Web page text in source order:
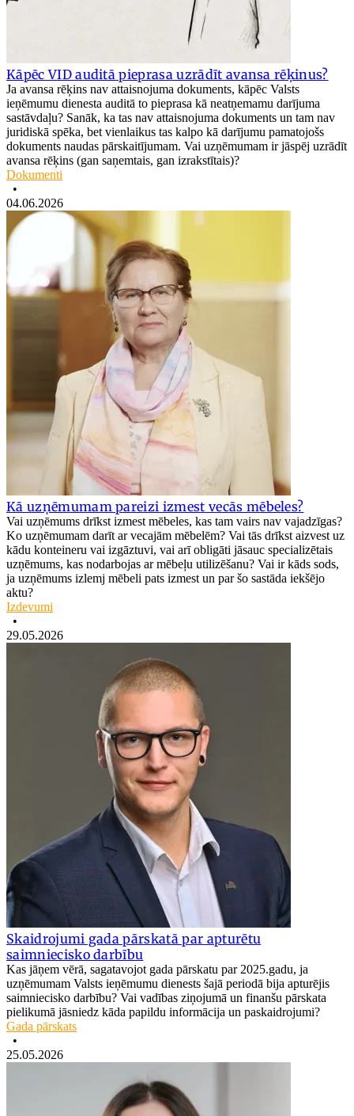
Kāpēc VID auditā pieprasa uzrādīt avansa rēķinus?
Ja avansa rēķins nav attaisnojuma dokuments, kāpēc Valsts
ieņēmumu dienesta auditā to pieprasa kā neatņemamu darījuma
sastāvdaļu? Sanāk, ka tas nav attaisnojuma dokuments un tam nav
juridiskā spēka, bet vienlaikus tas kalpo kā darījumu pamatojošs
dokuments naudas pārskaitījumam. Vai uzņēmumam ir jāspēj uzrādīt
avansa rēķins (gan saņemtais, gan izrakstītais)?
Dokumenti
•
04.06.2026
Kā uzņēmumam pareizi izmest vecās mēbeles?
Vai uzņēmums drīkst izmest mēbeles, kas tam vairs nav vajadzīgas?
Ko uzņēmumam darīt ar vecajām mēbelēm? Vai tās drīkst aizvest uz
kādu konteineru vai izgāztuvi, vai arī obligāti jāsauc specializētais
uzņēmums, kas nodarbojas ar mēbeļu utilizēšanu? Vai ir kāds sods,
ja uzņēmums izlemj mēbeli pats izmest un par šo sastāda iekšējo
aktu?
Izdevumi
•
29.05.2026
Skaidrojumi gada pārskatā par apturētu
saimniecisko darbību
Kas jāņem vērā, sagatavojot gada pārskatu par 2025.gadu, ja
uzņēmumam Valsts ieņēmumu dienests šajā periodā bija apturējis
saimniecisko darbību? Vai vadības ziņojumā un finanšu pārskata
pielikumā jāsniedz kāda papildu informācija un paskaidrojumi?
Gada pārskats
•
25.05.2026